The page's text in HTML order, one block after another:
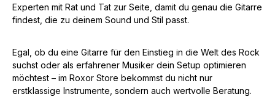
Experten mit Rat und Tat zur Seite, damit du genau die Gitarre
findest, die zu deinem Sound und Stil passt.
Egal, ob du eine Gitarre für den Einstieg in die Welt des Rock
suchst oder als erfahrener Musiker dein Setup optimieren
möchtest – im Roxor Store bekommst du nicht nur
erstklassige Instrumente, sondern auch wertvolle Beratung.